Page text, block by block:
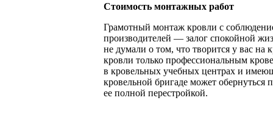
Стоимость монтажных работ
Грамотный монтаж кровли с
производителей — залог спокойной
не думали о том, что творится у вас на
кровли только профессиональным
в кровельных учебных центрах и
кровельной бригаде может
ее полной перестройкой.